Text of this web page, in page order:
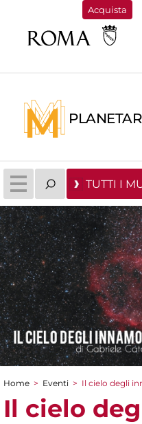
Acquista
TUTTI I
Tu sei qui
Home > Eventi > Il cielo degli
Il cielo